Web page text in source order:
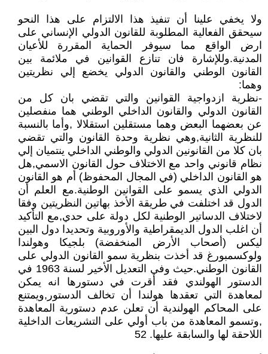
ولا يخفي علينا أن تنفيذ هذا الالتزام على هذا النحو
سيحقق الفعالية المطلوبة للقانون الدولي الإنساني على
ارض الواقع مما سيوفر الحماية المقررة للأعيان
المدنية.وللإشارة فان تنازع القوانين في ملائمة بين
القانون الوطني والقانون الدولي يخضع إلي نظريتين
وهما:
-نظرية ازدواجية القوانين والتي تقضي بان كل من
القانون الدولي والقانون الداخلي الوطني هما منفصلين
عن بعضهما البعض وهما مستقلين استقلالا ,وأما بالنسبة
للنظرية الثانية,وهي نظرية وحدة القانون والتي تقضي
بان كلا من القانونين الدولي والوطني الداخلي ينتميان إلي
نظام قانوني واحد مع الاختلاف حول القانون الاسمي,هل
هو القانون الداخلي (في المجال المحفوظ) أم هو القانون
الدولي الذي يسمو على القوانين الوطنية.مع العلم أن
الدول قد اختلفت في طريقة الأخذ بهاتين النظريتين وفقا
لاختلاف الدساتير الوطنية لكل دولة على حدي,مع التأكيد
أن اغلب الدول الديمقراطية والأوروبية وتحديدا دول البين
ليكس (أصحاب الأرض المنخفضة) بلجيكا وهولندا
ولوكسمبورغ قد أخذت بنظرية سمو القانون الدولي على
القانون الوطني.حيث وفي التعديل الأخير لسنة 1963 في
الدستور الهولندي فقد أقرت في دستورها انه يمكن
لمعاهدة التي تعقدها هولندا أن تخالف الدستور,ويمتنع
على المحاكم الهولندية أن تعلن عدم دستورية المعاهدة
,وتسمو المعاهدة من باب أولي على التشريعات الداخلية
اللاحقة لها والسابقة عليها. 52